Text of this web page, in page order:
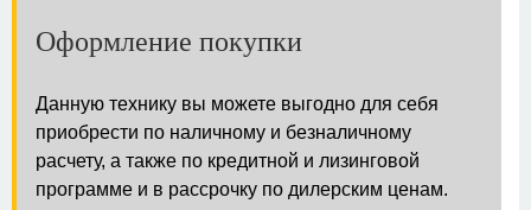
Оформление покупки
Данную технику вы можете выгодно для себя
приобрести по наличному и безналичному
расчету, а также по кредитной и лизинговой
программе и в рассрочку по дилерским ценам.